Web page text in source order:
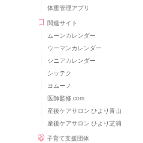
体重管理アプリ
関連サイト
ムーンカレンダー
ウーマンカレンダー
シニアカレンダー
シッテク
ヨムーノ
医師監修.com
産後ケアサロン ひより青山
産後ケアサロン ひより芝浦
子育て支援団体